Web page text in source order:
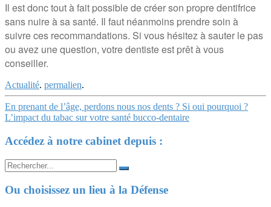
Il est donc tout à fait possible de créer son propre dentifrice
sans nuire à sa santé. Il faut néanmoins prendre soin à
suivre ces recommandations. Si vous hésitez à sauter le pas
ou avez une question, votre dentiste est prêt à vous
conseiller.
Actualité. permalien.
Navigation
Article
En prenant de l’âge, perdons nous nos dents ? Si oui pourquoi ?
L’impact du tabac sur votre santé bucco-dentaire
Accédez à notre cabinet depuis :
Search
for:
Ou choisissez un lieu à la Défense